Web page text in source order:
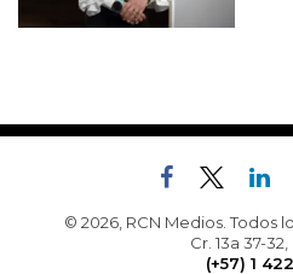
© 2026, RCN Medios. Todos
Cr. 13a 37-
(+57) 1